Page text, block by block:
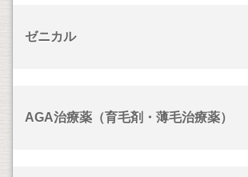
ゼニカル
AGA治療薬（育毛剤・薄毛治療薬）